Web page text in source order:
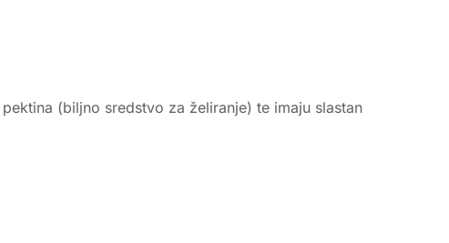
(biljno sredstvo za želiranje) te imaju slastan